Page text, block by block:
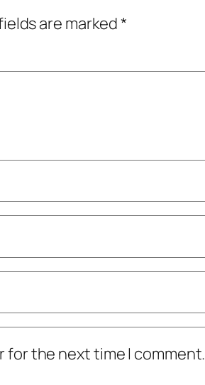
are marked*
for the next time I comment.